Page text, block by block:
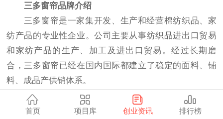
三多窗帘品牌介绍
三多窗帘是一家集开发、生产和经营棉纺织品、家
纺产品的专业性企业。公司主要从事纺织品进出口贸易
和家纺产品的生产、加工及进出口贸易。经过长期磨
合，三多窗帘已经在国内国际都建立了稳定的面料、铺
料、成品产供销体系。
公司从坯布到印染到加工到出口，已经形成了一条
成熟的产业链。在四川合作的棉纺厂，拥有10万纱锭，
首页 项目库 创业资讯 排行榜